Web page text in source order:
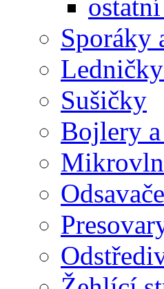
Sporáky
Sušičky
Bojlery
Odsavače